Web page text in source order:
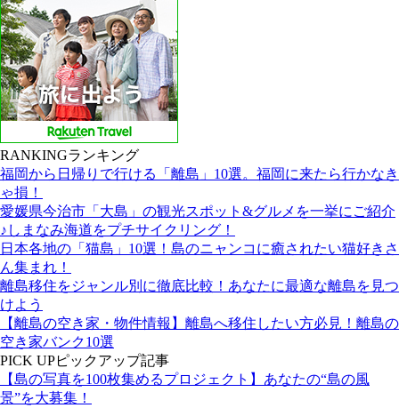
RANKINGランキング
福岡から日帰りで行ける「離島」10選。福岡に来たら行かなき
ゃ損！
愛媛県今治市「大島」の観光スポット&グルメを一挙にご紹介
♪しまなみ海道をプチサイクリング！
日本各地の「猫島」10選！島のニャンコに癒されたい猫好きさ
ん集まれ！
離島移住をジャンル別に徹底比較！あなたに最適な離島を見つ
けよう
【離島の空き家・物件情報】離島へ移住したい方必見！離島の
空き家バンク10選
PICK UPピックアップ記事
【島の写真を100枚集めるプロジェクト】あなたの“島の風
景”を大募集！